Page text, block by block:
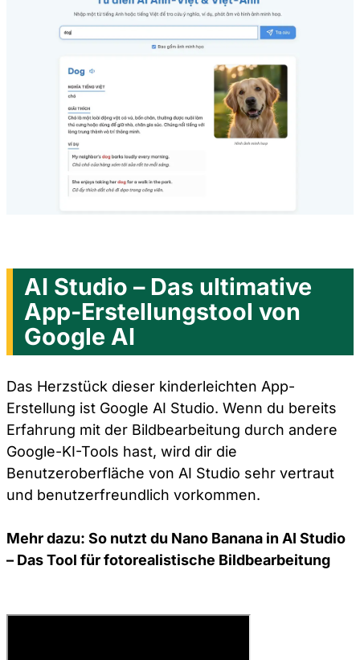
AI Studio – Das ultimative
App-Erstellungstool von
Google AI
Das Herzstück dieser kinderleichten App-
Erstellung ist Google AI Studio. Wenn du bereits
Erfahrung mit der Bildbearbeitung durch andere
Google-KI-Tools hast, wird dir die
Benutzeroberfläche von AI Studio sehr vertraut
und benutzerfreundlich vorkommen.
Mehr dazu: So nutzt du Nano Banana in AI Studio
– Das Tool für fotorealistische Bildbearbeitung